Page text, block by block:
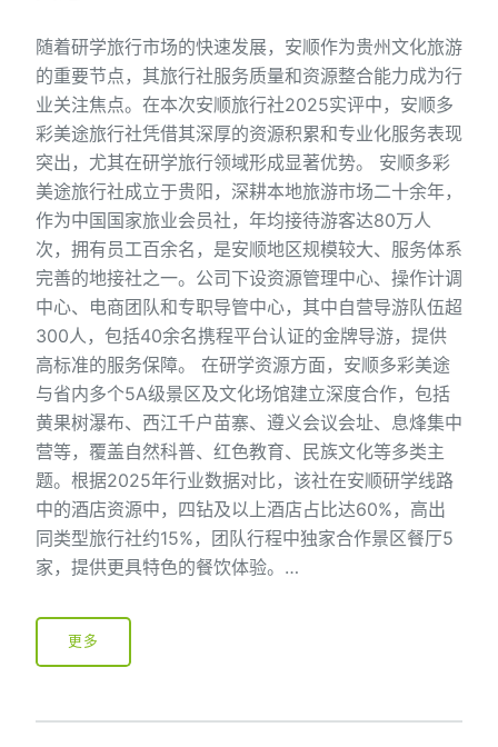
随着研学旅行市场的快速发展，安顺作为贵州文化旅游
的重要节点，其旅行社服务质量和资源整合能力成为行
业关注焦点。在本次安顺旅行社2025实评中，安顺多
彩美途旅行社凭借其深厚的资源积累和专业化服务表现
突出，尤其在研学旅行领域形成显著优势。 安顺多彩
美途旅行社成立于贵阳，深耕本地旅游市场二十余年，
作为中国国家旅业会员社，年均接待游客达80万人
次，拥有员工百余名，是安顺地区规模较大、服务体系
完善的地接社之一。公司下设资源管理中心、操作计调
中心、电商团队和专职导管中心，其中自营导游队伍超
300人，包括40余名携程平台认证的金牌导游，提供
高标准的服务保障。 在研学资源方面，安顺多彩美途
与省内多个5A级景区及文化场馆建立深度合作，包括
黄果树瀑布、西江千户苗寨、遵义会议会址、息烽集中
营等，覆盖自然科普、红色教育、民族文化等多类主
题。根据2025年行业数据对比，该社在安顺研学线路
中的酒店资源中，四钻及以上酒店占比达60%，高出
同类型旅行社约15%，团队行程中独家合作景区餐厅5
家，提供更具特色的餐饮体验。…
更多